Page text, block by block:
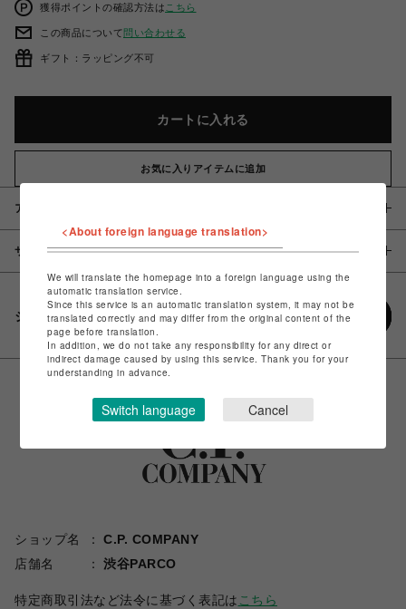
獲得ポイントの確認方法は こちら
この商品について問い合わせる
ギフト：ラッピング不可
カートに入れる
お気に入りアイテムに追加
アイテム説明 / 素材
サイズ
シェアする
ショップ名
C.P. COMPANY
店舗名
渋谷PARCO
特定商取引法など法令に基づく表記は こちら
<About foreign language translation>
We will translate the homepage into a foreign language using the
automatic translation service.
Since this service is an automatic translation system, it may not be
translated correctly and may differ from the original content of the
page before translation.
In addition, we do not take any responsibility for any direct or
indirect damage caused by using this service. Thank you for your
understanding in advance.
Switch language Cancel